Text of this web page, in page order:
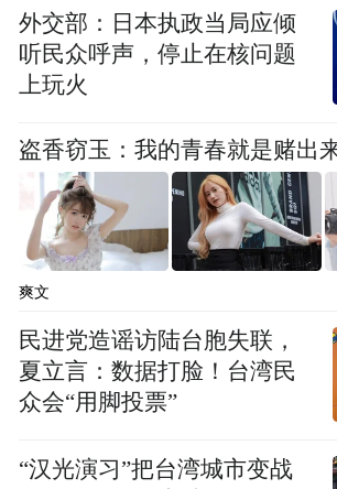
外交部：日本执政当局应倾
听民众呼声，停止在核问题
上玩火
盗香窃玉：我的青春就是赌出
爽文
民进党造谣访陆台胞失联，
夏立言：数据打脸！台湾民
众会“用脚投票”
“汉光演习”把台湾城市变战